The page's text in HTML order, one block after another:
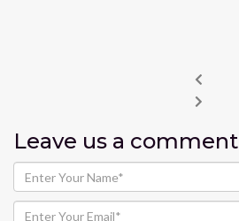
Leave us a comment